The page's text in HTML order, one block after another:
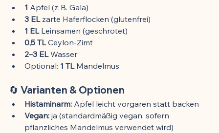
1 Apfel (z. B. Gala)
3 EL zarte Haferflocken (glutenfrei)
1 EL Leinsamen (geschrotet)
0,5 TL Ceylon-Zimt
2–3 EL Wasser
Optional: 1 TL Mandelmus
🔄 Varianten & Optionen
Histaminarm: Apfel leicht vorgaren statt backen
Vegan: ja (standardmäßig vegan, sofern
pflanzliches Mandelmus verwendet wird)